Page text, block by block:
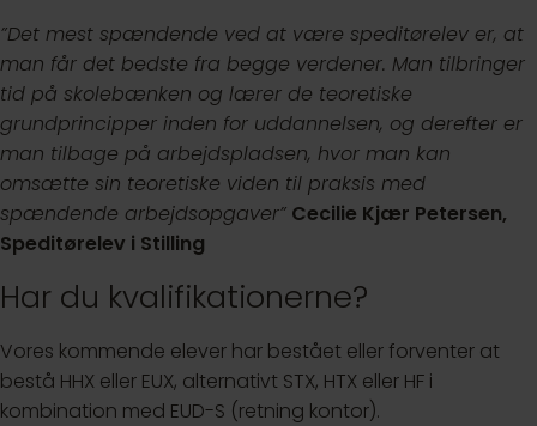
”Det mest spændende ved at være speditørelev er, at
man får det bedste fra begge verdener. Man tilbringer
tid på skolebænken og lærer de teoretiske
grundprincipper inden for uddannelsen, og derefter er
man tilbage på arbejdspladsen, hvor man kan
omsætte sin teoretiske viden til praksis med
spændende arbejdsopgaver” Cecilie Kjær Petersen,
Speditørelev i Stilling
Har du kvalifikationerne?
Vores kommende elever har bestået eller forventer at
bestå HHX eller EUX, alternativt STX, HTX eller HF i
kombination med EUD-S (retning kontor).